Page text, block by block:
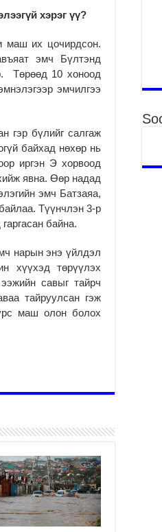
хэрэг үү?
маш их цочирдсон.
эмч Бүлтэнд
Төрөөд 10 хоноод
эмчилгээ
гэр бүлийг салгаж
байхад нөхөр нь
иргэн Э хорвоод
явна. Өөр надад
эмч Батзаяа,
Түүнчлэн 3-р
байна.
нарын энэ үйлдэл
хүүхэд төрүүлэх
савыг тайрч
тайруулсан гэж
маш олон болох